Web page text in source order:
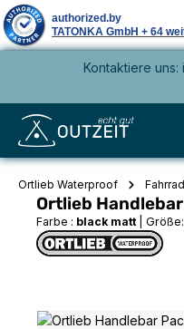
springenKontaktiere
Ortlieb Waterproof
Ortlieb
Farbe : black matt Größe:
Bildergalerie